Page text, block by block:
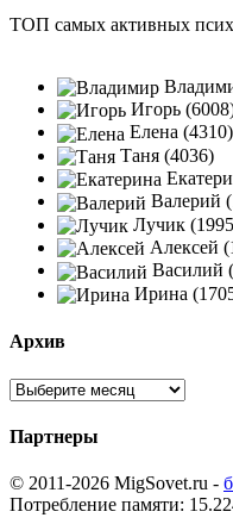
ТОП самых активных
Игорь
Елена (4310)
Таня (4036)
Валерий
Лучик
Алексей
Василий
Ирина
Архив
Партнеры
© 2011-2026 MigSovet.ru -
Потребление памяти: